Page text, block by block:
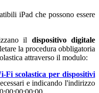
iPad che possono essere
il dispositivo digitale
la procedura obbligatoria
attraverso il modulo:
Fi scolastica per dispositivi
e indicando l'indirizzo